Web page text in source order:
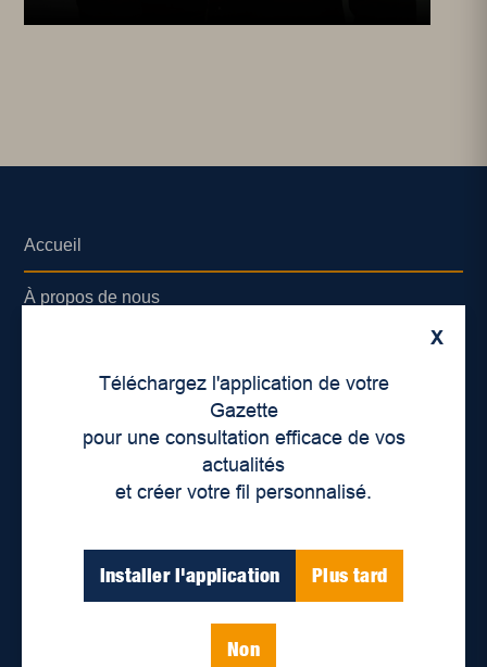
X
Téléchargez l'application de votre
Gazette
pour une consultation efficace de vos
actualités
et créer votre fil personnalisé.
Installer l'application Plus tard
Non
Accueil
À propos de nous
Lieux de distribution